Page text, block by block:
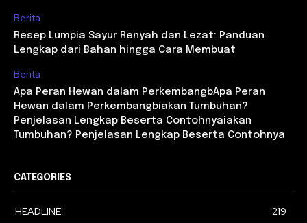
Berita
Resep Lumpia Sayur Renyah dan Lezat: Panduan
Lengkap dari Bahan hingga Cara Membuat
Berita
Apa Peran Hewan dalam PerkembangbApa Peran
Hewan dalam Perkembangbiakan Tumbuhan?
Penjelasan Lengkap Beserta Contohnyaiakan
Tumbuhan? Penjelasan Lengkap Beserta Contohnya
CATEGORIES
HEADLINE
219